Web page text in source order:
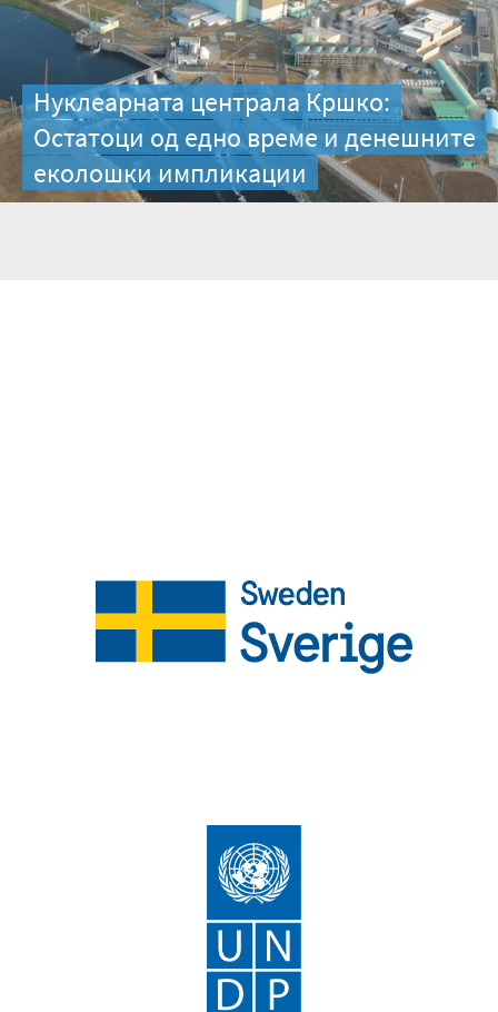
Нуклеарната централа Кршко:
Остатоци од едно време и денешните
еколошки импликации